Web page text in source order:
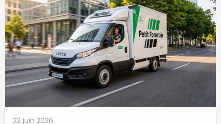
22 juin 2026